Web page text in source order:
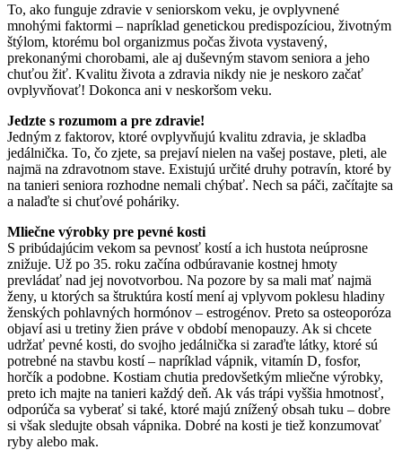
To, ako funguje zdravie v seniorskom veku, je ovplyvnené
mnohými faktormi – napríklad genetickou predispozíciou, životným
štýlom, ktorému bol organizmus počas života vystavený,
prekonanými chorobami, ale aj duševným stavom seniora a jeho
chuťou žiť. Kvalitu života a zdravia nikdy nie je neskoro začať
ovplyvňovať! Dokonca ani v neskoršom veku.
Jedzte s rozumom a pre zdravie!
Jedným z faktorov, ktoré ovplyvňujú kvalitu zdravia, je skladba
jedálnička. To, čo zjete, sa prejaví nielen na vašej postave, pleti, ale
najmä na zdravotnom stave. Existujú určité druhy potravín, ktoré by
na tanieri seniora rozhodne nemali chýbať. Nech sa páči, začítajte sa
a nalaďte si chuťové poháriky.
Mliečne výrobky pre pevné kosti
S pribúdajúcim vekom sa pevnosť kostí a ich hustota neúprosne
znižuje. Už po 35. roku začína odbúravanie kostnej hmoty
prevládať nad jej novotvorbou. Na pozore by sa mali mať najmä
ženy, u ktorých sa štruktúra kostí mení aj vplyvom poklesu hladiny
ženských pohlavných hormónov – estrogénov. Preto sa osteoporóza
objaví asi u tretiny žien práve v období menopauzy. Ak si chcete
udržať pevné kosti, do svojho jedálnička si zaraďte látky, ktoré sú
potrebné na stavbu kostí – napríklad vápnik, vitamín D, fosfor,
horčík a podobne. Kostiam chutia predovšetkým mliečne výrobky,
preto ich majte na tanieri každý deň. Ak vás trápi vyššia hmotnosť,
odporúča sa vyberať si také, ktoré majú znížený obsah tuku – dobre
si však sledujte obsah vápnika. Dobré na kosti je tiež konzumovať
ryby alebo mak.